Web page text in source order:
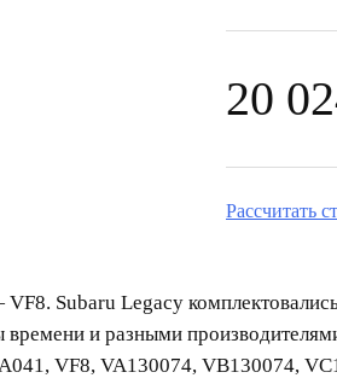
20
Рассчитать
Subaru Legacy
и разными
VF8, VA130074, VB130074,